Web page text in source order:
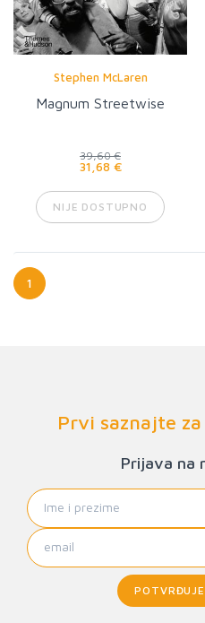
Stephen McLaren
Magnum Streetwise
39,60 €
31,68 €
NIJE DOSTUPNO
1
Prvi saznajte
Prijava na